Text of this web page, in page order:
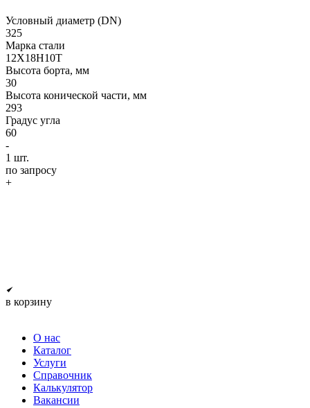
Условный диаметр (DN)
325
Марка стали
12Х18Н10Т
Высота борта, мм
30
Высота конической части, мм
293
Градус угла
60
-
1 шт.
по запросу
+
в корзину
О нас
Каталог
Услуги
Справочник
Калькулятор
Вакансии